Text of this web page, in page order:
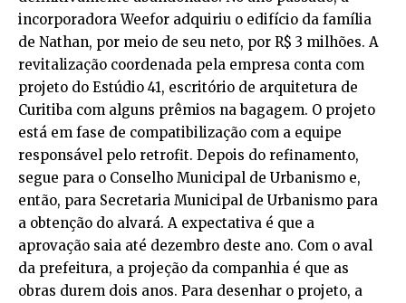
incorporadora Weefor adquiriu o edifício da família
de Nathan, por meio de seu neto, por R$ 3 milhões. A
revitalização coordenada pela empresa conta com
projeto do Estúdio 41, escritório de arquitetura de
Curitiba com alguns prêmios na bagagem. O projeto
está em fase de compatibilização com a equipe
responsável pelo retrofit. Depois do refinamento,
segue para o Conselho Municipal de Urbanismo e,
então, para Secretaria Municipal de Urbanismo para
a obtenção do alvará. A expectativa é que a
aprovação saia até dezembro deste ano. Com o aval
da prefeitura, a projeção da companhia é que as
obras durem dois anos. Para desenhar o projeto, a